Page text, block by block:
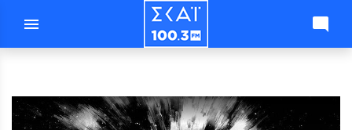
menu mode_comment